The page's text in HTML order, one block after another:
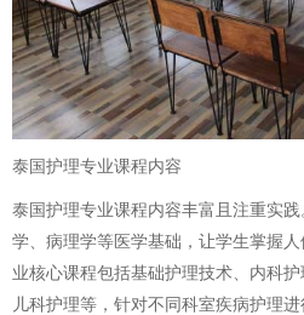
泰国护理专业课程内容
泰国护理专业课程内容丰富且注重实
学、病理学等医学基础，让学生掌握
业核心课程包括基础护理技术、内科护
儿科护理等，针对不同科室疾病护理